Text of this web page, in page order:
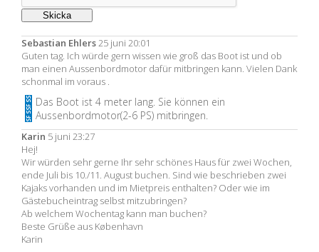
Sebastian Ehlers25 juni 20:01
Guten tag. Ich würde gern wissen wie groß das Boot ist und ob
man einen Aussenbordmotor dafür mitbringen kann. Vielen Dank
schonmal im voraus .
Das Boot ist 4 meter lang. Sie können ein
Aussenbordmotor(2-6 PS) mitbringen.
Karin 5 juni 23:27
Hej!
Wir würden sehr gerne Ihr sehr schönes Haus für zwei Wochen,
ende Juli bis 10./11. August buchen. Sind wie beschrieben zwei
Kajaks vorhanden und im Mietpreis enthalten? Oder wie im
Gästebucheintrag selbst mitzubringen?
Ab welchem Wochentag kann man buchen?
Beste Grüße aus København
Karin